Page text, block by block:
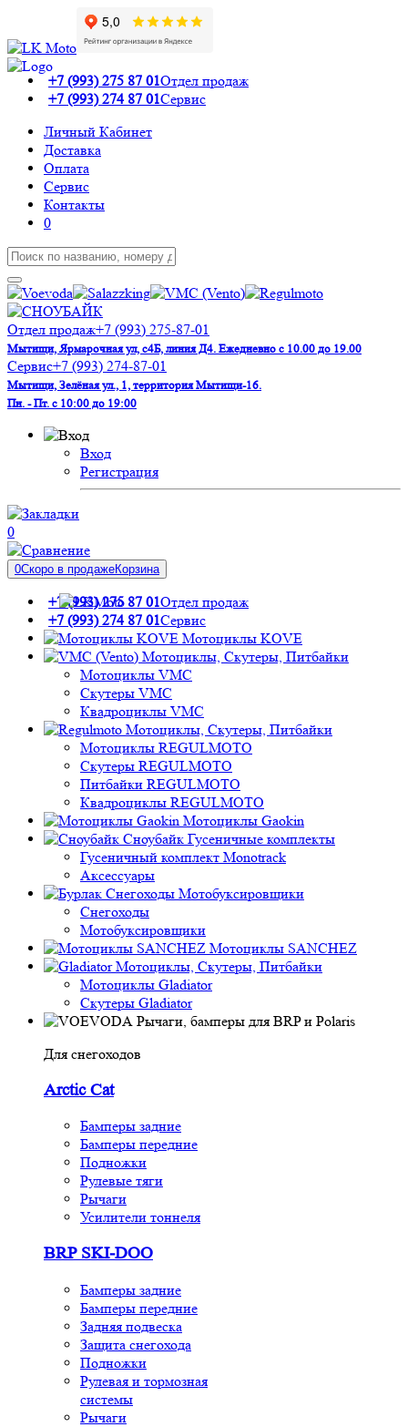
+7 (993) 275 87 01Отдел продаж
+7 (993) 274 87 01Сервис
Личный Кабинет
Доставка
Оплата
Сервис
Контакты
0
Отдел продаж+7 (993) 275-87-01
Мытищи, Ярмарочная ул, с4Б, линия Д4. Ежедневно с 10.00 до 19.00
Сервис+7 (993) 274-87-01
Мытищи, Зелёная ул., 1, территория Мытищи-16.
Пн. - Пт. с 10:00 до 19:00
Вход
Регистрация
0
0Скоро в продажеКорзина
+7 (993) 275 87 01Отдел продаж
+7 (993) 274 87 01Сервис
Мотоциклы KOVE
Мотоциклы, Скутеры, Питбайки
Мотоциклы VMC
Скутеры VMC
Квадроциклы VMC
Мотоциклы, Скутеры, Питбайки
Мотоциклы REGULMOTO
Скутеры REGULMOTO
Питбайки REGULMOTO
Квадроциклы REGULMOTO
Мотоциклы Gaokin
Сноубайк Гусеничные комплекты
Гусеничный комплект Monotrack
Аксессуары
Снегоходы Мотобуксировщики
Снегоходы
Мотобуксировщики
Мотоциклы SANCHEZ
Мотоциклы, Скутеры, Питбайки
Мотоциклы Gladiator
Скутеры Gladiator
Рычаги, бамперы для BRP и Polaris
Для снегоходов
Arctic Cat
Бамперы задние
Бамперы передние
Подножки
Рулевые тяги
Рычаги
Усилители тоннеля
BRP SKI-DOO
Бамперы задние
Бамперы передние
Задняя подвеска
Защита снегохода
Подножки
Рулевая и тормозная
системы
Рычаги